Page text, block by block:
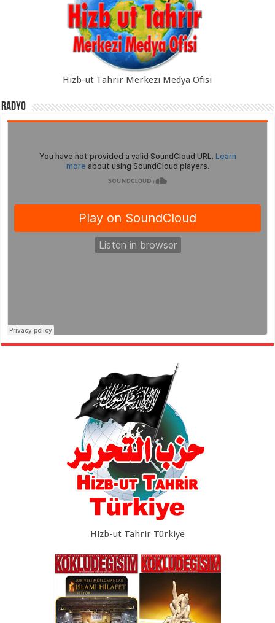
Hizb-ut Tahrir Merkezi Medya Ofisi
Radyo
Hizb-ut Tahrir Türkiye